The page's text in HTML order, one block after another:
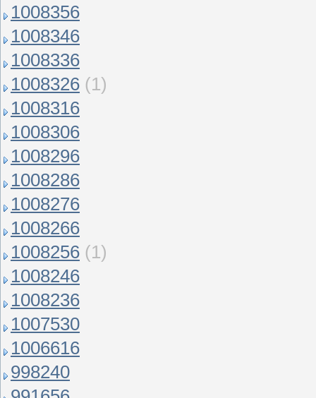
1008356
1008346
1008336
1008326 (1)
1008316
1008306
1008296
1008286
1008276
1008266
1008256 (1)
1008246
1008236
1007530
1006616
998240